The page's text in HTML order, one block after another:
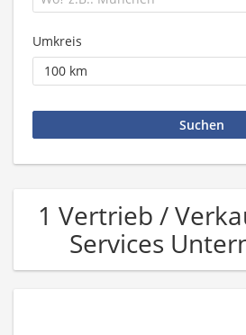
Umkreis
1 Vertrieb /
Services